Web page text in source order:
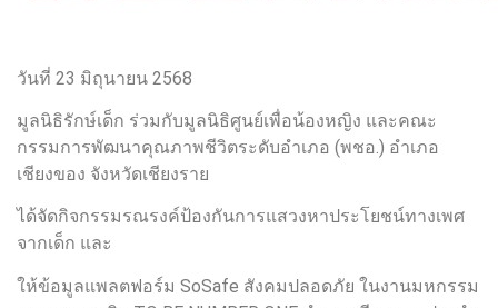
วันที่ 23 มิถุนายน 2568
มูลนิธิรักษ์เด็ก ร่วมกับมูลนิธิศูนย์เพื่อน้องหญิง และคณะ
กรรมการพัฒนาคุณภาพชีวิตระดับอำเภอ (พชอ.) อำเภอ
เชียงของ จังหวัดเชียงราย
ได้จัดกิจกรรมรณรงค์ป้องกันการแสวงหาประโยชน์ทางเพศ
จากเด็ก และ
ให้ข้อมูลแพลตฟอร์ม SoSafe สังคมปลอดภัย ในงานมหกรรม